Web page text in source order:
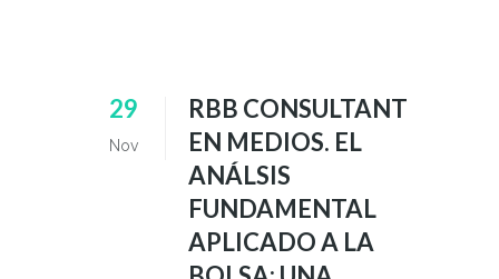
29
Nov
RBB CONSULTANT
EN MEDIOS. EL
ANÁLSIS
FUNDAMENTAL
APLICADO A LA